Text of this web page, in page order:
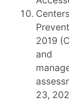
2019
and
23,